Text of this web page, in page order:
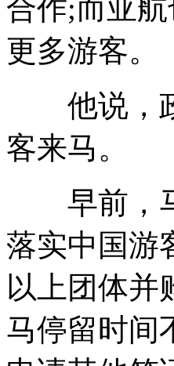
合作;而亚
更多游客。
他说，政
客来马。
早前，马
落实中国游
以上团体并
马停留时间